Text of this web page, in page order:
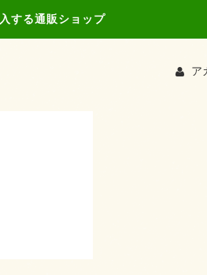
する通販ショップ
ア